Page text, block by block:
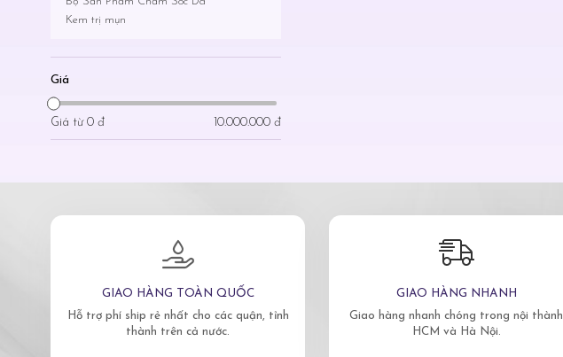
Kem trị mụn
Giá
Giá từ 0 đ 10.000.000 đ
GIAO HÀNG TOÀN QUỐC
Hỗ trợ phí ship rẻ nhất cho các quận, tỉnh
thành trên cả nước.
GIAO HÀNG NHANH
Giao hàng nhanh chóng trong nội thành
HCM và Hà Nội.